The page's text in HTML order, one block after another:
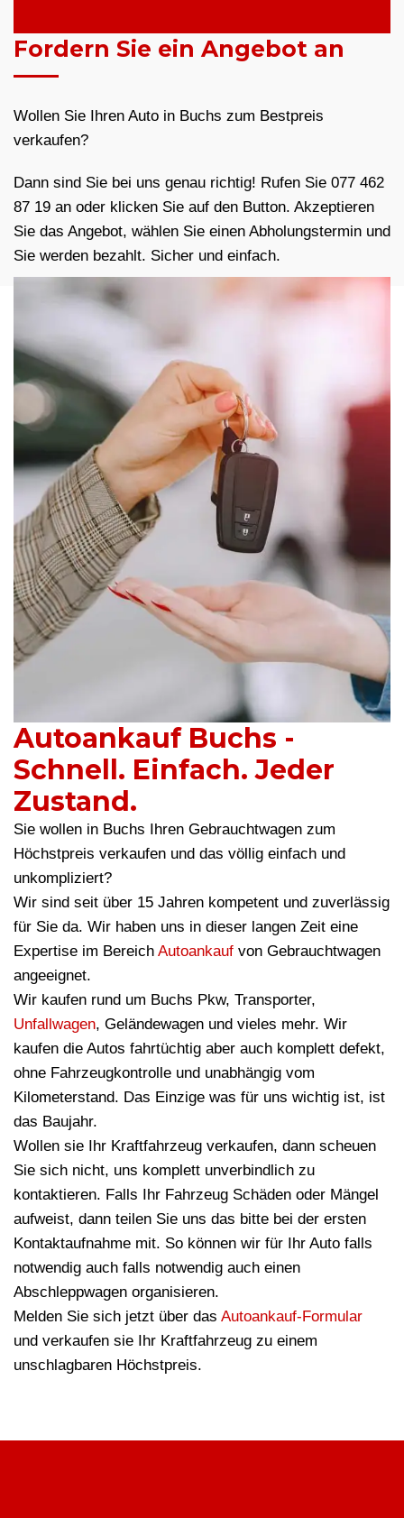
Fordern Sie ein Angebot an
Wollen Sie Ihren Auto in Buchs zum Bestpreis
verkaufen?
Dann sind Sie bei uns genau richtig! Rufen Sie 077 462
87 19 an oder klicken Sie auf den Button. Akzeptieren
Sie das Angebot, wählen Sie einen Abholungstermin und
Sie werden bezahlt. Sicher und einfach.
Autoankauf Buchs -
Schnell. Einfach. Jeder
Zustand.
Sie wollen in Buchs Ihren Gebrauchtwagen zum
Höchstpreis verkaufen und das völlig einfach und
unkompliziert?
Wir sind seit über 15 Jahren kompetent und zuverlässig
für Sie da. Wir haben uns in dieser langen Zeit eine
Expertise im Bereich Autoankauf von Gebrauchtwagen
angeeignet.
Wir kaufen rund um Buchs Pkw, Transporter,
Unfallwagen, Geländewagen und vieles mehr. Wir
kaufen die Autos fahrtüchtig aber auch komplett defekt,
ohne Fahrzeugkontrolle und unabhängig vom
Kilometerstand. Das Einzige was für uns wichtig ist, ist
das Baujahr.
Wollen sie Ihr Kraftfahrzeug verkaufen, dann scheuen
Sie sich nicht, uns komplett unverbindlich zu
kontaktieren. Falls Ihr Fahrzeug Schäden oder Mängel
aufweist, dann teilen Sie uns das bitte bei der ersten
Kontaktaufnahme mit. So können wir für Ihr Auto falls
notwendig auch falls notwendig auch einen
Abschleppwagen organisieren.
Melden Sie sich jetzt über das Autoankauf-Formular
und verkaufen sie Ihr Kraftfahrzeug zu einem
unschlagbaren Höchstpreis.